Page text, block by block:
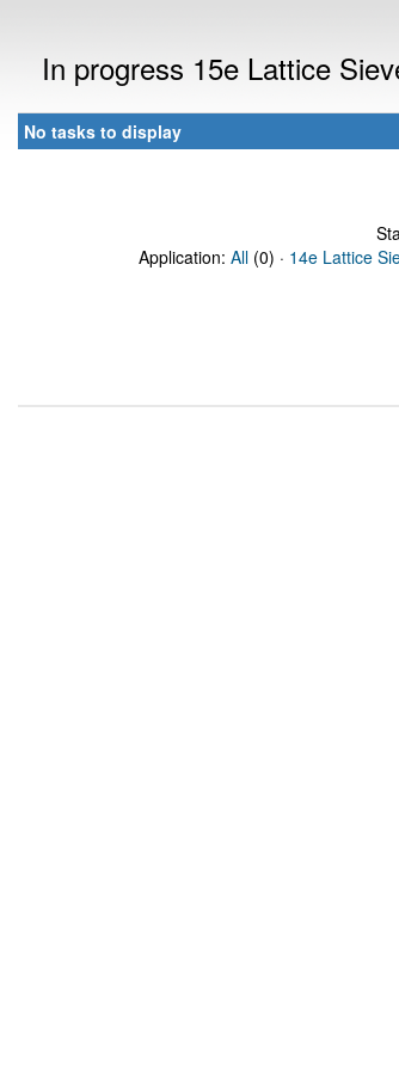
In progress 15e Lattice
No tasks to display
Application: All (0) · 14e Lattice